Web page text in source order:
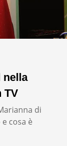
nella
TV
di
cosa è